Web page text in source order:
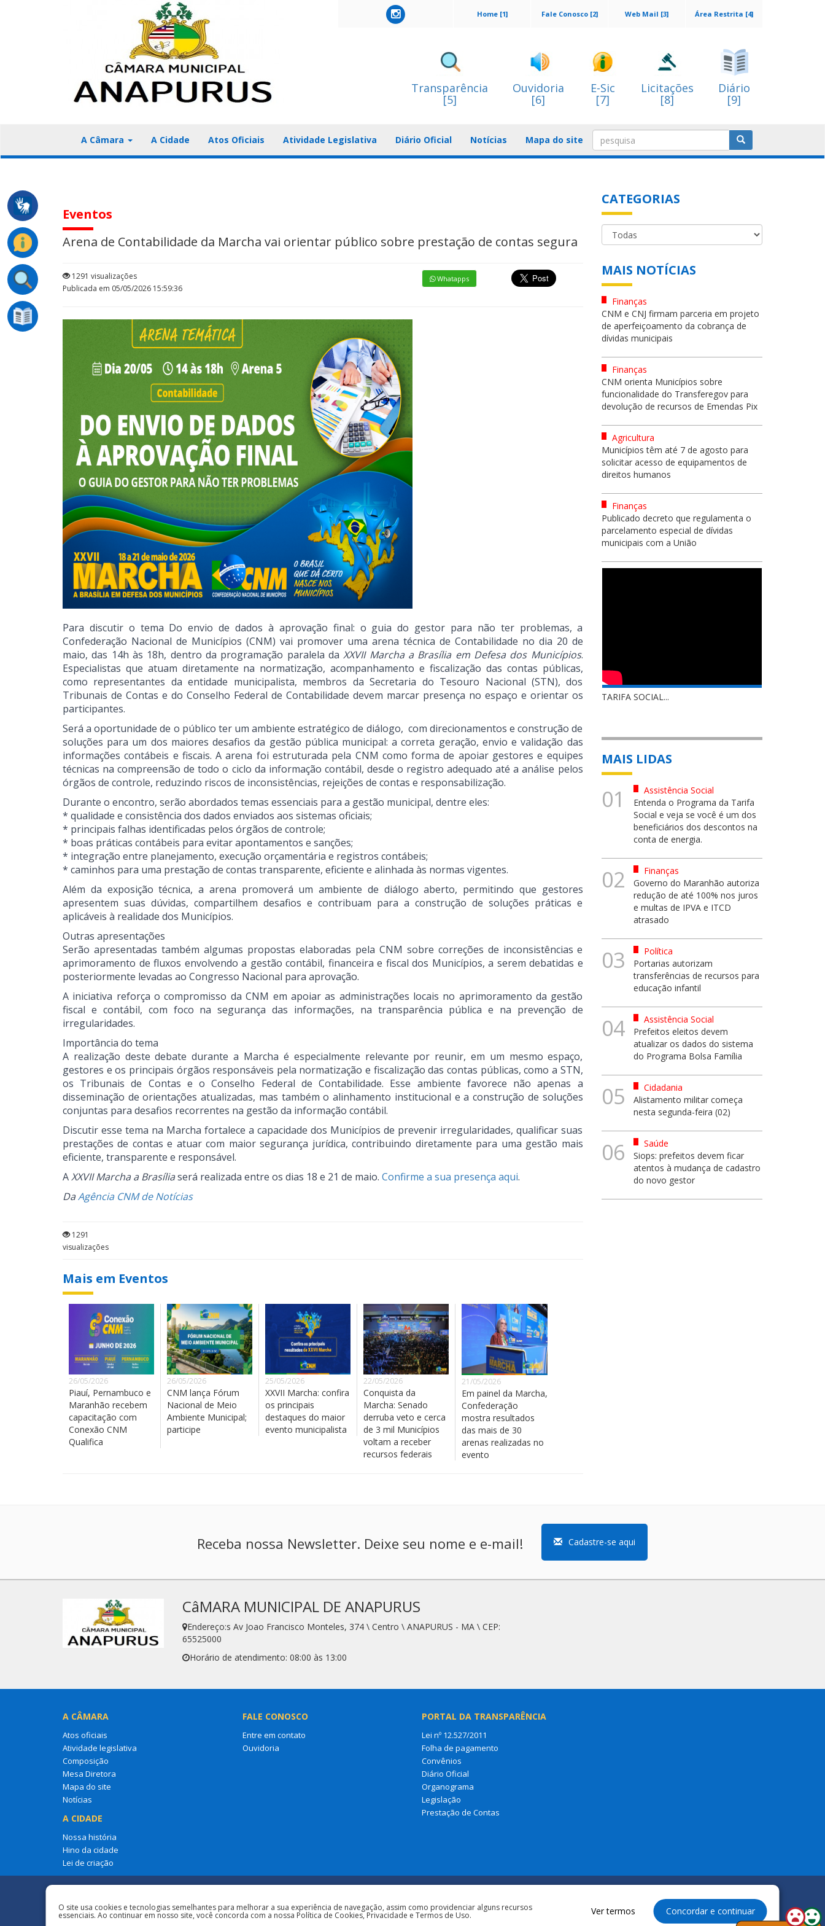
Área Restrita [4]
Web Mail [3]
Fale Conosco [2]
Home [1]
Transparência
[5]
Ouvidoria
[6]
E-Sic
[7]
Licitações
[8]
Diário
[9]
A Câmara A Cidade Atos Oficiais Atividade Legislativa Diário Oficial Notícias Mapa do site
Eventos
Arena de Contabilidade da Marcha vai orientar público sobre prestação de contas segura
1291 visualizações
Publicada em 05/05/2026 15:59:36
Whatapps
Para discutir o tema Do envio de dados à aprovação final: o guia do gestor para não ter problemas, a
Confederação Nacional de Municípios (CNM) vai promover uma arena técnica de Contabilidade no dia 20 de
maio, das 14h às 18h, dentro da programação paralela daXXVII Marcha a Brasília em Defesa dos Municípios.
Especialistas que atuam diretamente na normatização, acompanhamento e fiscalização das contas públicas,
como representantes da entidade municipalista, membros da Secretaria do Tesouro Nacional (STN), dos
Tribunais de Contas e do Conselho Federal de Contabilidade devem marcar presença no espaço e orientar os
participantes.
Será a oportunidade de o público ter um ambiente estratégico de diálogo, com direcionamentos e construção de
soluções para um dos maiores desafios da gestão pública municipal: a correta geração, envio e validação das
informações contábeis e fiscais. A arena foi estruturada pela CNM como forma de apoiar gestores e equipes
técnicas na compreensão de todo o ciclo da informação contábil, desde o registro adequado até a análise pelos
órgãos de controle, reduzindo riscos de inconsistências, rejeições de contas e responsabilização.
Durante o encontro, serão abordados temas essenciais para a gestão municipal, dentre eles:
* qualidade e consistência dos dados enviados aos sistemas oficiais;
* principais falhas identificadas pelos órgãos de controle;
* boas práticas contábeis para evitar apontamentos e sanções;
* integração entre planejamento, execução orçamentária e registros contábeis;
* caminhos para uma prestação de contas transparente, eficiente e alinhada às normas vigentes.
Além da exposição técnica, a arena promoverá um ambiente de diálogo aberto, permitindo que gestores
apresentem suas dúvidas, compartilhem desafios e contribuam para a construção de soluções práticas e
aplicáveis à realidade dos Municípios.
Outras apresentações
Serão apresentadas também algumas propostas elaboradas pela CNM sobre correções de inconsistências e
aprimoramento de fluxos envolvendo a gestão contábil, financeira e fiscal dos Municípios, a serem debatidas e
posteriormente levadas ao Congresso Nacional para aprovação.
A iniciativa reforça o compromisso da CNM em apoiar as administrações locais no aprimoramento da gestão
fiscal e contábil, com foco na segurança das informações, na transparência pública e na prevenção de
irregularidades.
Importância do tema
A realização deste debate durante a Marcha é especialmente relevante por reunir, em um mesmo espaço,
gestores e os principais órgãos responsáveis pela normatização e fiscalização das contas públicas, como a STN,
os Tribunais de Contas e o Conselho Federal de Contabilidade. Esse ambiente favorece não apenas a
disseminação de orientações atualizadas, mas também o alinhamento institucional e a construção de soluções
conjuntas para desafios recorrentes na gestão da informação contábil.
Discutir esse tema na Marcha fortalece a capacidade dos Municípios de prevenir irregularidades, qualificar suas
prestações de contas e atuar com maior segurança jurídica, contribuindo diretamente para uma gestão mais
eficiente, transparente e responsável.
AXXVII Marcha a Brasíliaserá realizada entre os dias 18 e 21 de maio. Confirme a sua presença aqui.
DaAgência CNM de Notícias
1291
visualizações
Mais em Eventos
26/05/2026
Piauí, Pernambuco e
Maranhão recebem
capacitação com
Conexão CNM
Qualifica
26/05/2026
CNM lança Fórum
Nacional de Meio
Ambiente Municipal;
participe
25/05/2026
XXVII Marcha: confira
os principais
destaques do maior
evento municipalista
22/05/2026
Conquista da
Marcha: Senado
derruba veto e cerca
de 3 mil Municípios
voltam a receber
recursos federais
21/05/2026
Em painel da Marcha,
Confederação
mostra resultados
das mais de 30
arenas realizadas no
evento
CATEGORIAS
MAIS NOTÍCIAS
Finanças
CNM e CNJ firmam parceria em projeto
de aperfeiçoamento da cobrança de
dívidas municipais
Finanças
CNM orienta Municípios sobre
funcionalidade do Transferegov para
devolução de recursos de Emendas Pix
Agricultura
Municípios têm até 7 de agosto para
solicitar acesso de equipamentos de
direitos humanos
Finanças
Publicado decreto que regulamenta o
parcelamento especial de dívidas
municipais com a União
TARIFA SOCIAL...
MAIS LIDAS
01
Assistência Social
Entenda o Programa da Tarifa
Social e veja se você é um dos
beneficiários dos descontos na
conta de energia.
02
Finanças
Governo do Maranhão autoriza
redução de até 100% nos juros
e multas de IPVA e ITCD
atrasado
03
Política
Portarias autorizam
transferências de recursos para
educação infantil
04
Assistência Social
Prefeitos eleitos devem
atualizar os dados do sistema
do Programa Bolsa Família
05
Cidadania
Alistamento militar começa
nesta segunda-feira (02)
06
Saúde
Siops: prefeitos devem ficar
atentos à mudança de cadastro
do novo gestor
Receba nossa Newsletter. Deixe seu nome e e-mail! Cadastre-se aqui
CâMARA MUNICIPAL DE ANAPURUS
Endereço:s Av Joao Francisco Monteles, 374 \ Centro \ ANAPURUS - MA \ CEP:
65525000
Horário de atendimento: 08:00 às 13:00
A CÂMARA
Atos oficiais
Atividade legislativa
Composição
Mesa Diretora
Mapa do site
Notícias
A CIDADE
Nossa história
Hino da cidade
Lei de criação
FALE CONOSCO
Entre em contato
Ouvidoria
PORTAL DA TRANSPARÊNCIA
Lei nº 12.527/2011
Folha de pagamento
Convênios
Diário Oficial
Organograma
Legislação
Prestação de Contas
Redes Sociais Todos os direitos reservados à Câmara Municipal de Anapurus
O site usa cookies e tecnologias semelhantes para melhorar a sua experiência de navegação, assim como providenciar alguns recursos
essenciais. Ao continuar em nosso site, você concorda com a nossa Política de Cookies, Privacidade e Termos de Uso. Ver termos Concordar e continuar